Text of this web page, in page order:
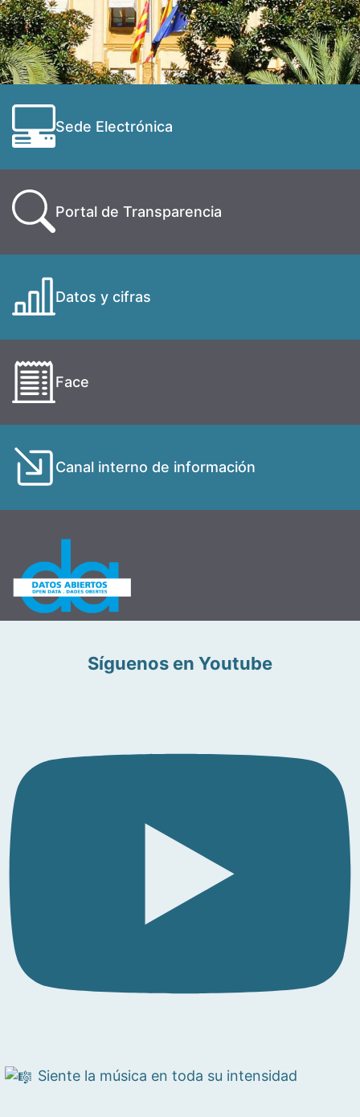
Sede Electrónica
Portal de Transparencia
Datos y cifras
Face
Canal interno de información
Síguenos en Youtube
Siente la música en toda su intensidad